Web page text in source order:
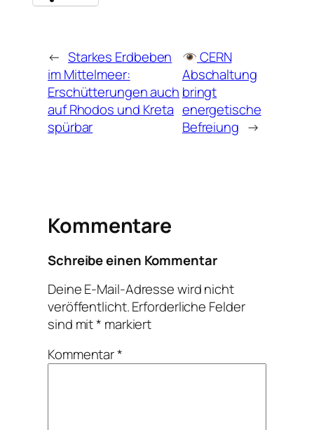
← Starkes Erdbeben
im Mittelmeer:
Erschütterungen auch
auf Rhodos und Kreta
spürbar
CERN
Abschaltung
bringt
energetische
Befreiung →
Kommentare
Schreibe einen Kommentar
Deine E-Mail-Adresse wird nicht
veröffentlicht.Erforderliche Felder
sind mit* markiert
Kommentar*